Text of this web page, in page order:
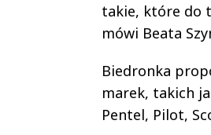
takie, które do
mówi Beata
Biedronka
marek, takich
Pentel, Pilot,